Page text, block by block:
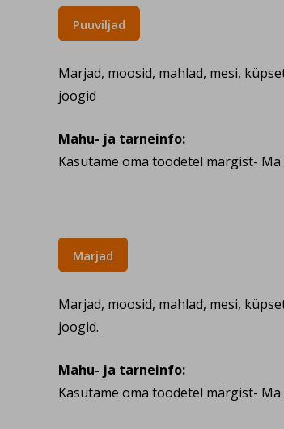
Puuviljad
Marjad, moosid, mahlad, mesi,
joogid
Mahu- ja tarneinfo:
Kasutame oma toodetel märgist-
Marjad
Marjad, moosid, mahlad, mesi,
joogid.
Mahu- ja tarneinfo:
Kasutame oma toodetel märgist-